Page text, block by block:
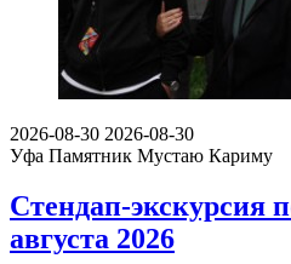
2026-08-30 2026-08-30
Уфа Памятник Мустаю Кариму
Стендап-экскурсия
августа 2026